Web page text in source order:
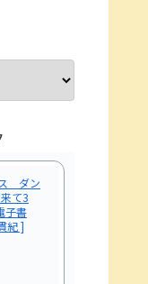
ダン
て3
子書
紀 ]